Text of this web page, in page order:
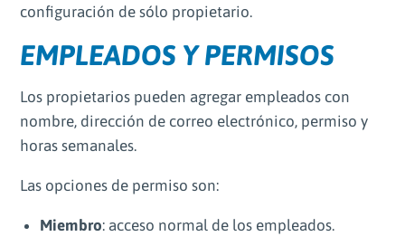
configuración de sólo propietario.
EMPLEADOS Y PERMISOS
Los propietarios pueden agregar empleados con
nombre, dirección de correo electrónico, permiso y
horas semanales.
Las opciones de permiso son:
Miembro: acceso normal de los empleados.